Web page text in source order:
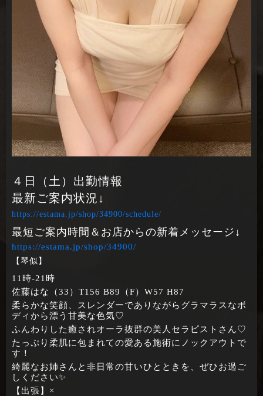
４日（土）出勤情報
最新ご案内状況↓
https://estama.jp/shop/34900/schedule/
最短ご案内時間＆お店からの新着メッセージ↓
https://estama.jp/shop/34900/
【琴似】
11時‐21時
佐藤はな（33）T156 B89（F）W57 H87
柔らかな笑顔、スレンダーでありながらグラマラスなボ
ディから漂う甘美な色気♡
ふんわりした癒されオーラ抜群の美人セラピストさん♡
たっぷり柔肌に包まれての愛ある施術にノックアウトで
す！
綺麗なお姉さんと非日常の甘いひとときを、ぜひお過ご
しください✨
【出張】×